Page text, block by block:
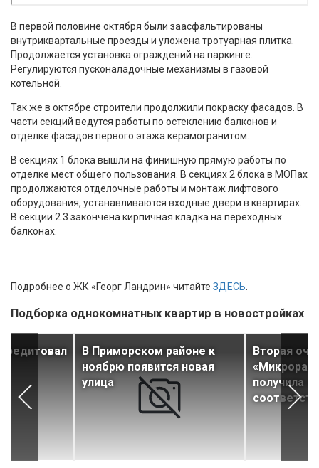
В первой половине октября были заасфальтированы
внутриквартальные проезды и уложена тротуарная плитка.
Продолжается установка ограждений на паркинге.
Регулируются пусконаладочные механизмы в газовой
котельной.
Так же в октябре строители продолжили покраску фасадов. В
части секций ведутся работы по остеклению балконов и
отделке фасадов первого этажа керамогранитом.
В секциях 1 блока вышли на финишную прямую работы по
отделке мест общего пользования. В секциях 2 блока в МОПах
продолжаются отделочные работы и монтаж лифтового
оборудования, устанавливаются входные двери в квартирах.
В секции 2.3 закончена кирпичная кладка на переходных
балконах.
Подробнее о ЖК «Георг Ландрин» читайте ЗДЕСЬ
Подборка однокомнатных квартир в новостройках
В Приморском районе к
ноябрю появится новая
улица
Вторая
получила